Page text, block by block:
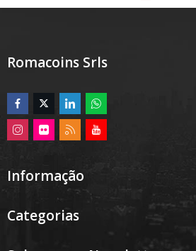
Romacoins Srls
Informação
Categorias